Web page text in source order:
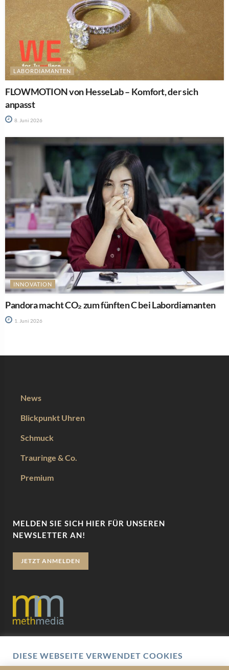
LABORDIAMANTEN
FLOWMOTION von HesseLab – Komfort, der sich
anpasst
8. Juni 2026
INNOVATION
Pandora macht CO₂ zum fünften C bei Labordiamanten
1. Juni 2026
News
Blickpunkt Uhren
Schmuck
Trauringe & Co.
Premium
MELDEN SIE SICH HIER FÜR UNSEREN
NEWSLETTER AN!
JETZT ANMELDEN
Impressum
DIESE WEBSEITE VERWENDET COOKIES